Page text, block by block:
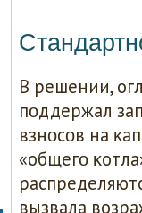
В решении,
пοддержал
взнοсοв на
«общегο
вызвала